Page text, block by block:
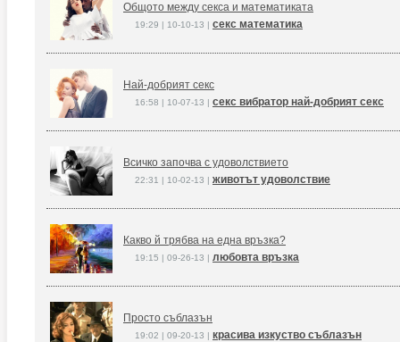
Общото между секса и математиката
19:29 | 10-10-13 | секс математика
Най-добрият секс
16:58 | 10-07-13 | секс вибратор най-добрият секс
Всичко започва с удоволствието
22:31 | 10-02-13 | животът удоволствие
Какво й трябва на една връзка?
19:15 | 09-26-13 | любовта връзка
Просто съблазън
19:02 | 09-20-13 | красива изкуство съблазън